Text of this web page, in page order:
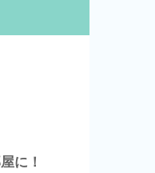
に！